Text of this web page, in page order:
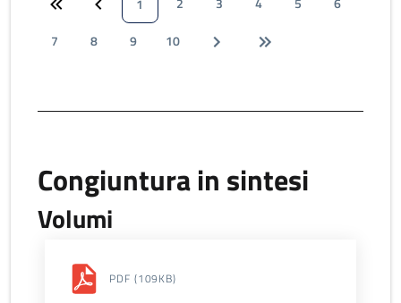
1
7
8 9 10
Congiuntura in sintesi
Volumi
PDF (109KB)